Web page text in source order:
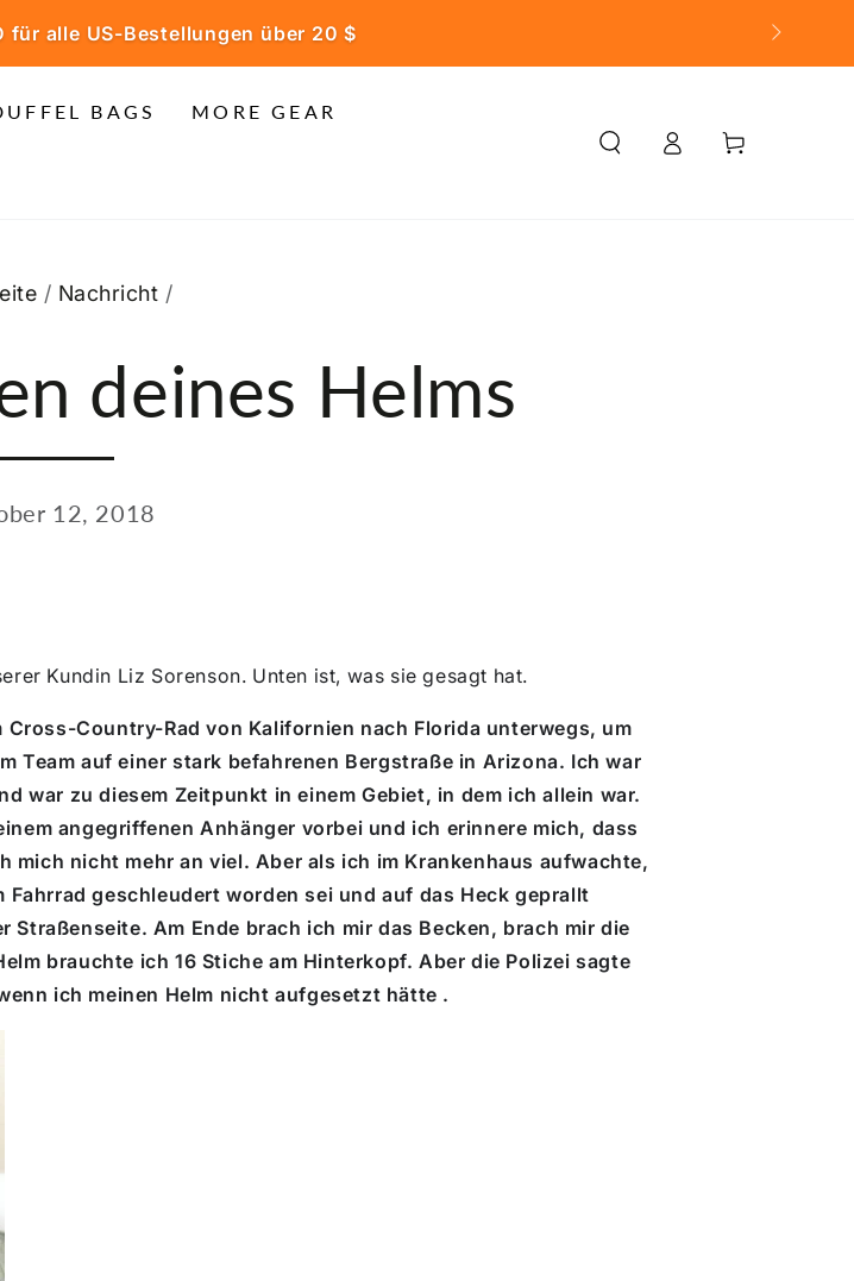
für alle US-Bestellungen über 20 $
BAGS MORE GEAR
EinloggenWarenkorb
/ Nachricht /
deines Helms
12, 2018
Kundin Liz Sorenson. Unten ist, was sie gesagt hat.
Cross-Country-Rad von Kalifornien nach Florida unterwegs, um
Team auf einer stark befahrenen Bergstraße in Arizona. Ich war
war zu diesem Zeitpunkt in einem Gebiet, in dem ich allein war.
angegriffenen Anhänger vorbei und ich erinnere mich, dass
mich nicht mehr an viel. Aber als ich im Krankenhaus aufwachte,
geschleudert worden sei und auf das Heck geprallt
Am Ende brach ich mir das Becken, brach mir die
brauchte ich 16 Stiche am Hinterkopf. Aber die Polizei sagte
ich meinen Helm nicht aufgesetzt hätte .